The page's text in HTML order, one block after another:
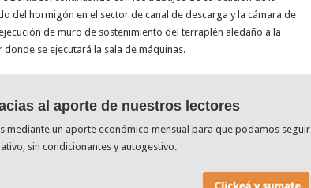
del hormigón en el sector de canal de descarga y la cámara de
de muro de sostenimiento del terraplén aledaño a la
se ejecutará la sala de máquinas.
al aporte de nuestros lectores
mediante un aporte económico mensual para que podamos seguir
sin condicionantes y autogestivo.